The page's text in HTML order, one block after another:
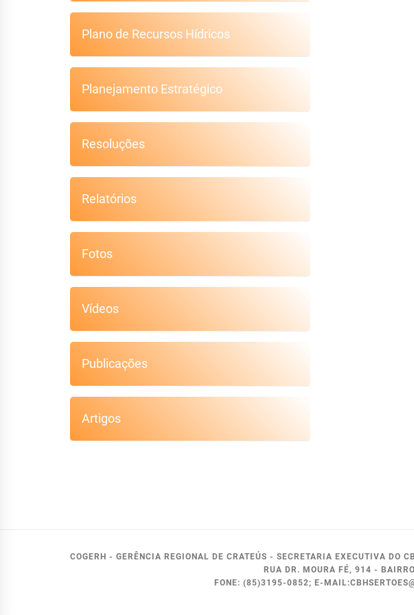
Plano de Recursos Hídricos
Planejamento Estratégico
Resoluções
Relatórios
Fotos
Vídeos
Publicações
Artigos
COGERH - GERÊNCIA REGIONAL DE CRATEÚS - SECRETARIA EXECUTIVA DO
RUA DR. MOURA FÉ, 914 -
FONE: (85)3195-0852; E-